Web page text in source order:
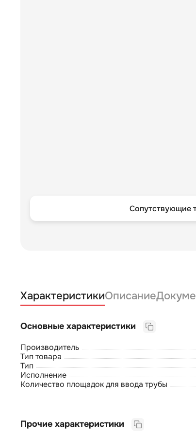
Сопутствующие
ХарактеристикиОписание
Производитель
Тип товара
Тип
Исполнение
Количество площадок для ввода трубы